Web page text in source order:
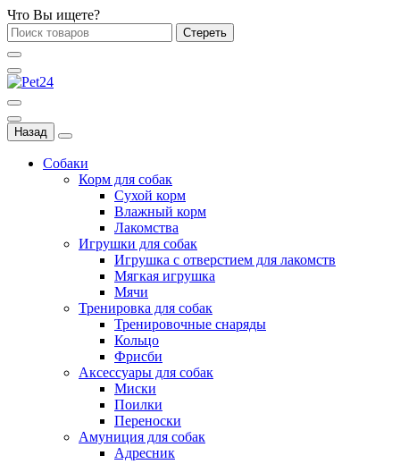
Что Вы ищете?
Стереть
Назад
Собаки
Корм для собак
Сухой корм
Влажный корм
Лакомства
Игрушки для собак
Игрушка с отверстием для лакомств
Мягкая игрушка
Мячи
Тренировка для собак
Тренировочные снаряды
Кольцо
Фрисби
Аксессуары для собак
Миски
Поилки
Переноски
Амуниция для собак
Адресник